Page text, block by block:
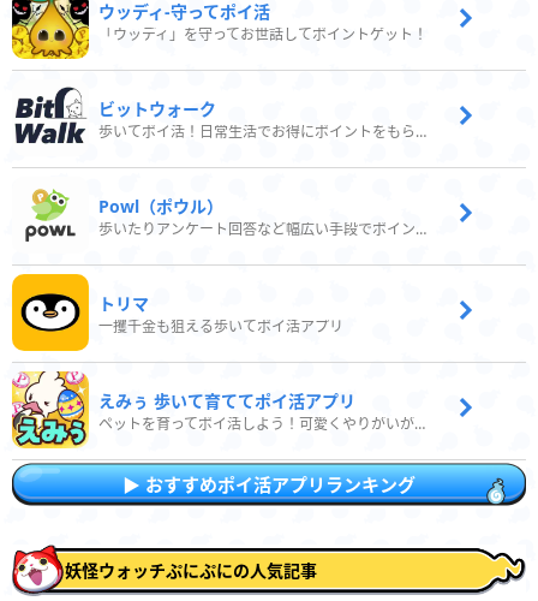
ウッディ‐守ってポイ活
「ウッディ」を守ってお世話してポイントゲット！
ビットウォーク
歩いてポイ活！日常生活でお得にポイントをもらおう
Powl（ポウル）
歩いたりアンケート回答など幅広い手段でポイントをゲット
トリマ
一攫千金も狙える歩いてポイ活アプリ
えみぅ 歩いて育ててポイ活アプリ
ペットを育ってポイ活しよう！可愛くやりがいがある新感覚アプリ
おすすめポイ活アプリランキング
妖怪ウォッチぷにぷにの人気記事